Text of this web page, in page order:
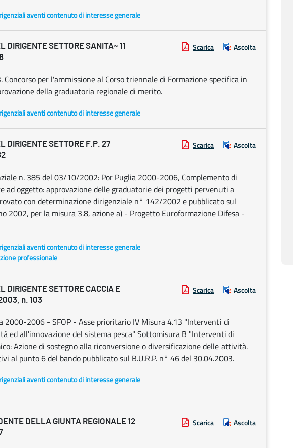
aventi contenuto di interesse generale
DIRIGENTE SETTORE SANITA~ 11
Scarica Ascolta
Concorso per l'ammissione al Corso triennale di Formazione specifica in
della graduatoria regionale di merito.
aventi contenuto di interesse generale
DIRIGENTE SETTORE F.P. 27
Scarica Ascolta
n. 385 del 03/10/2002: Por Puglia 2000-2006, Complemento di
ad oggetto: approvazione delle graduatorie dei progetti pervenuti a
con determinazione dirigenziale n° 142/2002 e pubblicato sul
2002, per la misura 3.8, azione a) - Progetto Euroformazione Difesa -
aventi contenuto di interesse generale
professionale
DIRIGENTE SETTORE CACCIA E
n. 103
Scarica Ascolta
2000-2006 - SFOP - Asse prioritario IV Misura 4.13 "Interventi di
ed all'innovazione del sistema pesca" Sottomisura B "Interventi di
Azione di sostegno alla riconversione o diversificazione delle attività.
al punto 6 del bando pubblicato sul B.U.R.P. n° 46 del 30.04.2003.
aventi contenuto di interesse generale
DELLA GIUNTA REGIONALE 12
Scarica Ascolta